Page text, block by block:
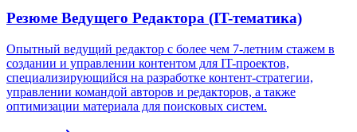
Резюме Ведущего Редактора (IT-тематика)
Опытный ведущий редактор с более чем 7-летним стажем в
создании и управлении контентом для IT-проектов,
специализирующийся на разработке контент-стратегии,
управлении командой авторов и редакторов, а также
оптимизации материала для поисковых систем.